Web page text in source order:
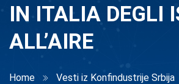
IN ITALIA DEGLI
ALL’AIRE
Home Vesti iz Konfindustrije Srbija